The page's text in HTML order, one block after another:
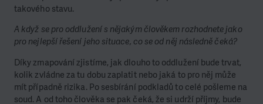
takového stavu.
A když se pro oddlužení s nějakým člověkem rozhodnete jako
pro nejlepší řešení jeho situace, co se od něj následně čeká?
Díky zmapování zjistíme, jak dlouho to oddlužení bude trvat,
kolik zvládne za tu dobu zaplatit nebo jaká to pro něj může
mít případně rizika. Po sesbírání podkladů to celé pošleme na
soud. A od toho člověka se pak čeká, že si udrží příjmy, bude